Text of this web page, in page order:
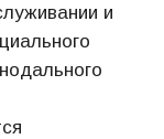
и